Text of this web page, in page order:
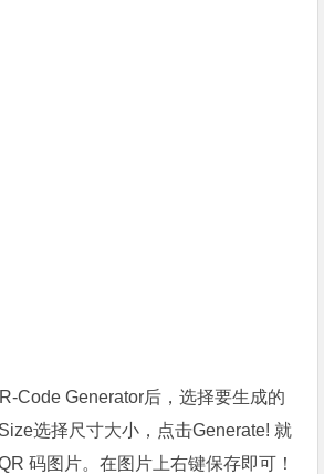
Code Generator后，选择要生成的
选择尺寸大小，点击Generate! 就
码图片。在图片上右键保存即可！